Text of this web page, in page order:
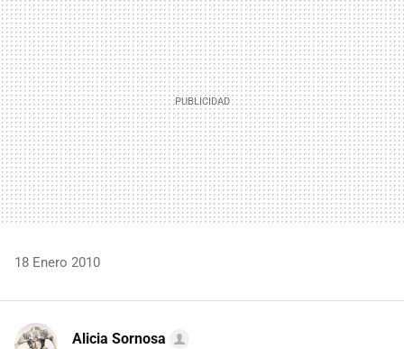
18 Enero 2010
Alicia Sornosa